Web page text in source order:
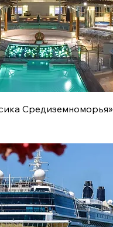
Средиземноморья»